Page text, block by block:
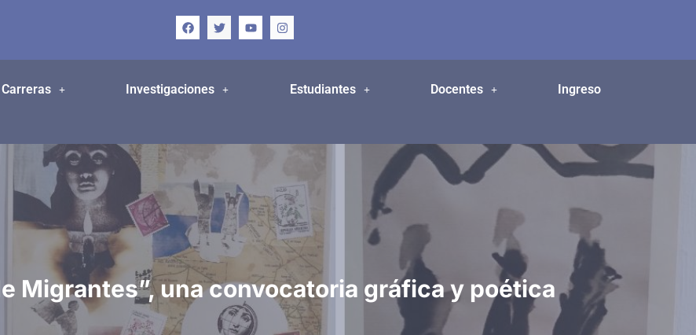
Carreras Investigaciones Estudiantes Docentes Ingreso
Migrantes”, una convocatoria gráfica y poética